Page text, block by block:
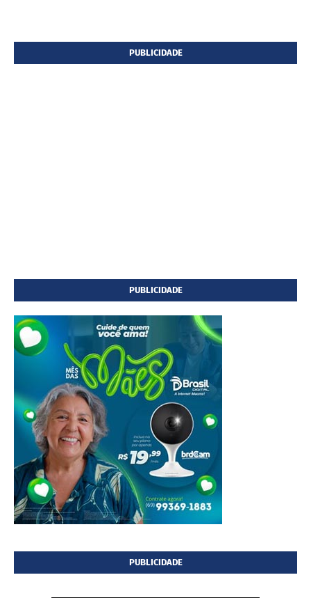
PUBLICIDADE
PUBLICIDADE
PUBLICIDADE